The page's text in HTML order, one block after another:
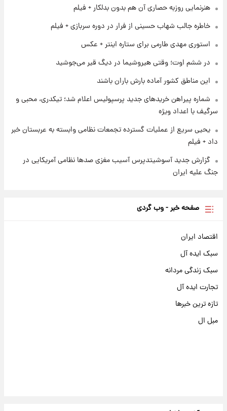
۱ روز پیش
سیگنال‌های جدید برای بازار طلا؛ پیش‌بینی
قیمت سکه و طلا فردا
فال حافظ پنجشنبه ۱۵ مرداد ماه ۱۴۰۵
هنرنمایی روزبه حصاری آن هم بدون بدلکار + فیلم
خاطره جالب شهاب حسینی از فرار در دوره سربازی + فیلم
استوری مهدی طارمی برای ستاره اینتر + عکس
در ششم اوت؛ وقتی هیروشیما در دیگ قیر می‌جوشید
این مناطق کشور آماده بارش باران باشند
شماره پیراهن خریدهای جدید پرسپولیس اعلام شد؛ تیکدری، محبی و
سرگیف با اعداد ویژه
یحیی سریع از عملیات گسترده تجمعات نظامی وابسته به عربستان خبر
داد + فیلم
گزارش جدید آسوشیتدپرس آسیب مغزی صدها نظامی آمریکایی در
جنگ علیه ایران
صفحه خبر - وب گردی
اقتصاد ایران
سبک ایده آل
سبک زندگی مردانه
تجارت ایده آل
تازه ترین خبرها
مبل ال